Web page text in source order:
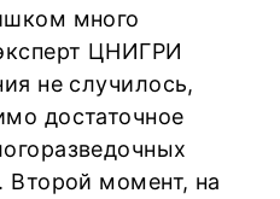
много
ЦНИГРИ
не случилось,
достаточное
Второй момент, на